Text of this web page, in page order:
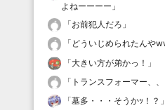
よねーーーー 」
「お前犯人だろ 」
「 どういじめられたんや
「大きい方が弟かっ！ 」
「 トランスフォーマー、
「墓多・・・そうかｯ！？ 」